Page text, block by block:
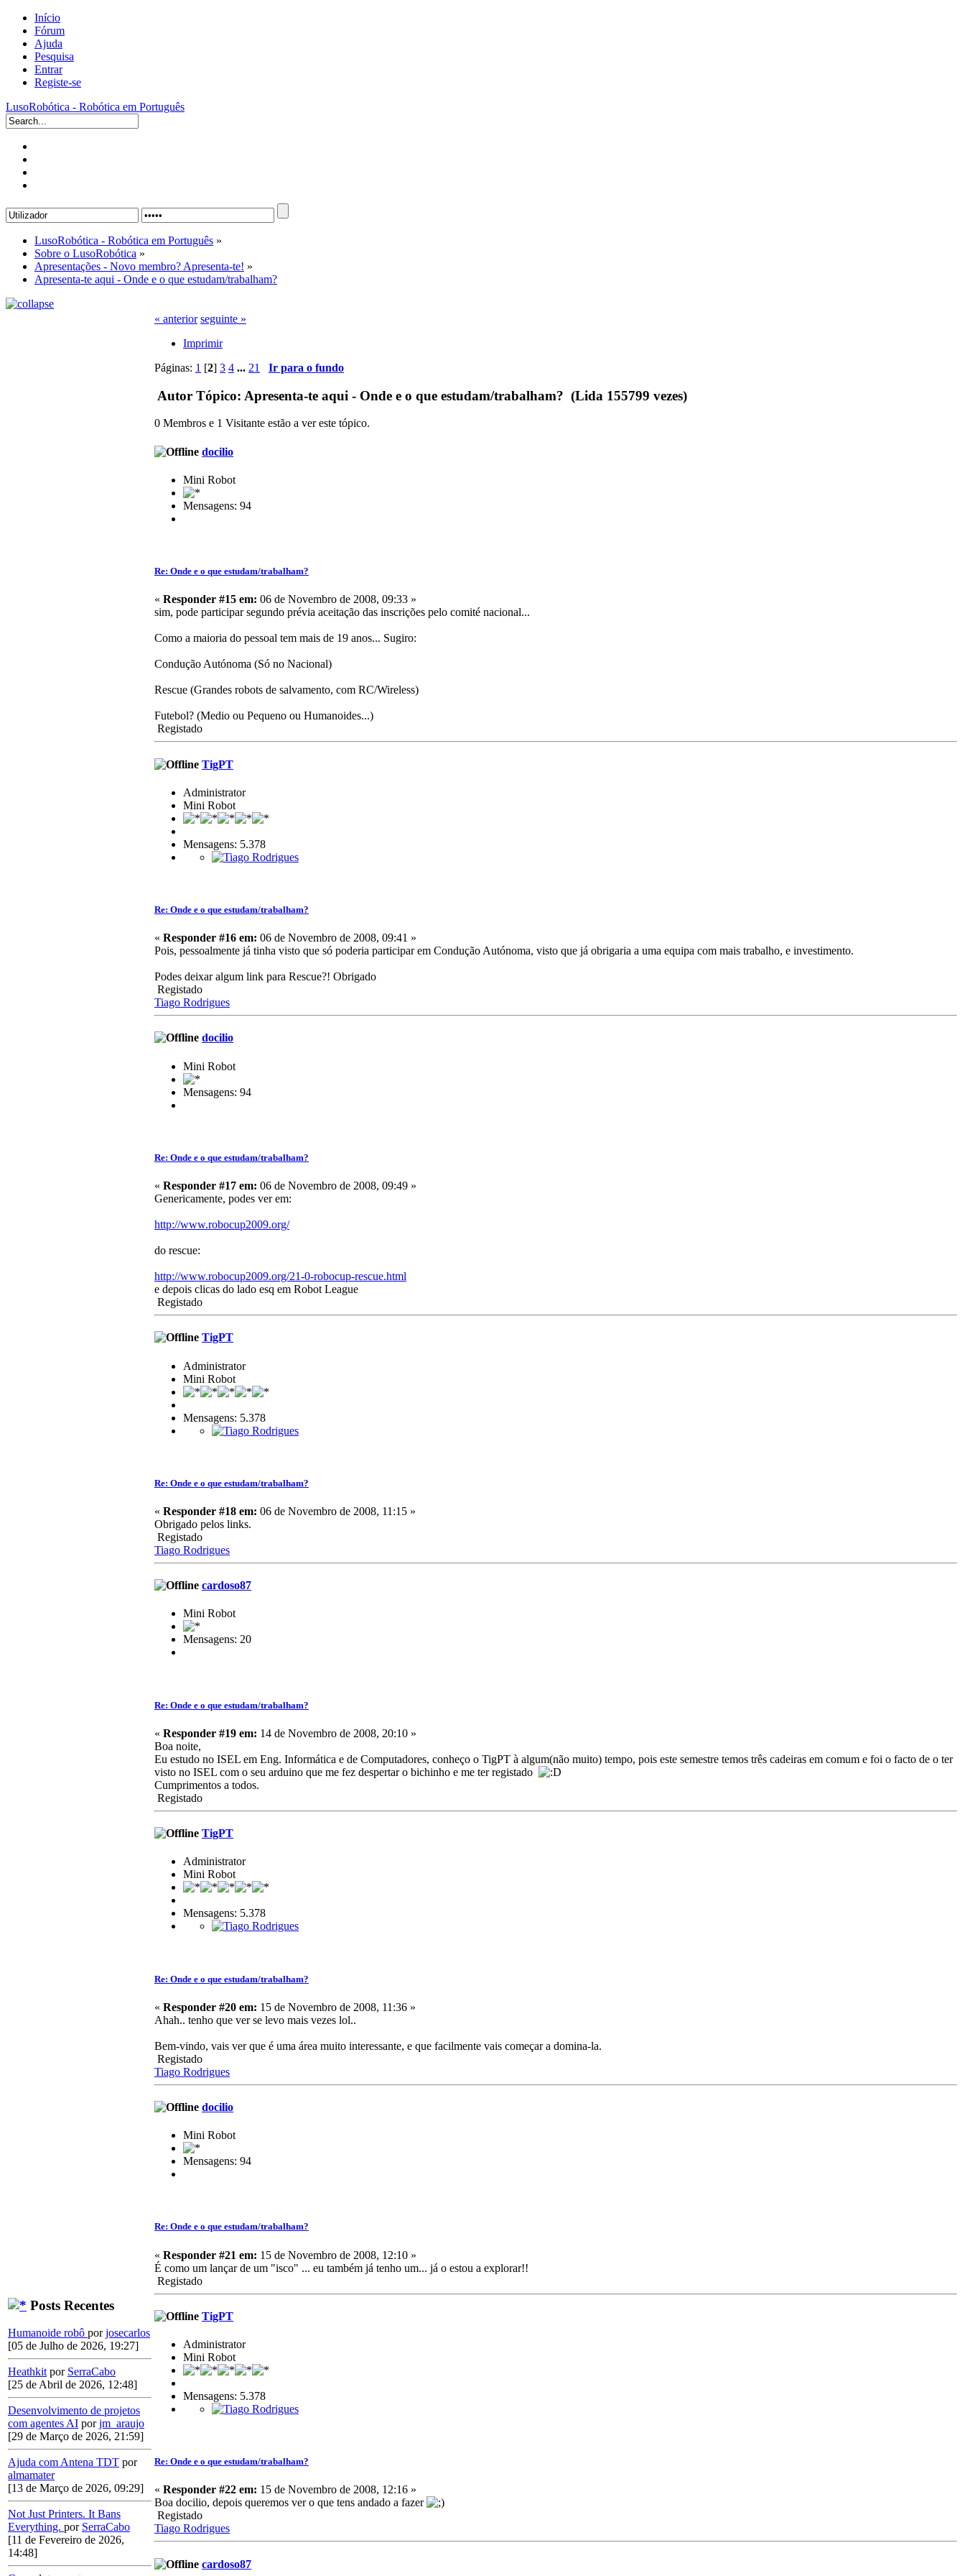
Início
Fórum
Ajuda
Pesquisa
Entrar
Registe-se
LusoRobótica - Robótica em Português
LusoRobótica - Robótica em Português »
Sobre o LusoRobótica »
Apresentações - Novo membro? Apresenta-te! »
Apresenta-te aqui - Onde e o que estudam/trabalham?
Posts Recentes
Humanoide robô porjosecarlos
[05 de Julho de 2026, 19:27]
Heathkit por SerraCabo
[25 de Abril de 2026, 12:48]
Desenvolvimento de projetos
com agentes AI porjm_araujo
[29 de Março de 2026, 21:59]
Ajuda com Antena TDT por
almamater
[13 de Março de 2026, 09:29]
Not Just Printers. It Bans
Everything. por SerraCabo
[11 de Fevereiro de 2026,
14:48]
« anterior seguinte »
Imprimir
Páginas: 1 [2] 3 4 ... 21 Ir para o fundo
Autor Tópico: Apresenta-te aqui - Onde e o que estudam/trabalham? (Lida 155799 vezes)
0 Membros e 1 Visitante estão a ver este tópico.
docilio
Mini Robot
Mensagens: 94
Re: Onde e o que estudam/trabalham?
« Responder #15 em: 06 de Novembro de 2008, 09:33 »
sim, pode participar segundo prévia aceitação das inscrições pelo comité nacional...
Como a maioria do pessoal tem mais de 19 anos... Sugiro:
Condução Autónoma (Só no Nacional)
Rescue (Grandes robots de salvamento, com RC/Wireless)
Futebol? (Medio ou Pequeno ou Humanoides...)
Registado
TigPT
Administrator
Mini Robot
Mensagens: 5.378
Re: Onde e o que estudam/trabalham?
« Responder #16 em: 06 de Novembro de 2008, 09:41 »
Pois, pessoalmente já tinha visto que só poderia participar em Condução Autónoma, visto que já obrigaria a uma equipa com mais trabalho, e investimento.
Podes deixar algum link para Rescue?! Obrigado
Registado
Tiago Rodrigues
docilio
Mini Robot
Mensagens: 94
Re: Onde e o que estudam/trabalham?
« Responder #17 em: 06 de Novembro de 2008, 09:49 »
Genericamente, podes ver em:
http://www.robocup2009.org/
do rescue:
http://www.robocup2009.org/21-0-robocup-rescue.html
e depois clicas do lado esq em Robot League
Registado
TigPT
Administrator
Mini Robot
Mensagens: 5.378
Re: Onde e o que estudam/trabalham?
« Responder #18 em: 06 de Novembro de 2008, 11:15 »
Obrigado pelos links.
Registado
Tiago Rodrigues
cardoso87
Mini Robot
Mensagens: 20
Re: Onde e o que estudam/trabalham?
« Responder #19 em: 14 de Novembro de 2008, 20:10 »
Boa noite,
Eu estudo no ISEL em Eng. Informática e de Computadores, conheço o TigPT à algum(não muito) tempo, pois este semestre temos três cadeiras em comum e foi o facto de o ter
visto no ISEL com o seu arduino que me fez despertar o bichinho e me ter registado
Cumprimentos a todos.
Registado
TigPT
Administrator
Mini Robot
Mensagens: 5.378
Re: Onde e o que estudam/trabalham?
« Responder #20 em: 15 de Novembro de 2008, 11:36 »
Ahah.. tenho que ver se levo mais vezes lol..
Bem-vindo, vais ver que é uma área muito interessante, e que facilmente vais começar a domina-la.
Registado
Tiago Rodrigues
docilio
Mini Robot
Mensagens: 94
Re: Onde e o que estudam/trabalham?
« Responder #21 em: 15 de Novembro de 2008, 12:10 »
É como um lançar de um "isco" ... eu também já tenho um... já o estou a explorar!!
Registado
TigPT
Administrator
Mini Robot
Mensagens: 5.378
Re: Onde e o que estudam/trabalham?
« Responder #22 em: 15 de Novembro de 2008, 12:16 »
Boa docilio, depois queremos ver o que tens andado a fazer
Registado
Tiago Rodrigues
cardoso87